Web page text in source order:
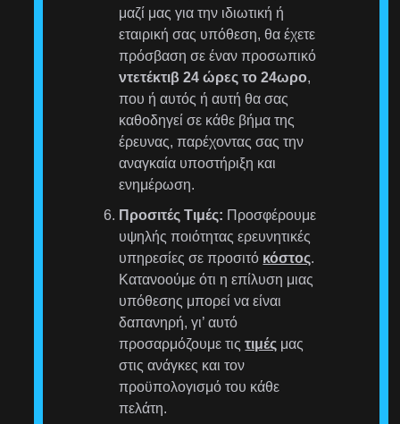
μαζί μας για την ιδιωτική ή
εταιρική σας υπόθεση, θα έχετε
πρόσβαση σε έναν προσωπικό
ντετέκτιβ 24 ώρες το 24ωρο,
που ή αυτός ή αυτή θα σας
καθοδηγεί σε κάθε βήμα της
έρευνας, παρέχοντας σας την
αναγκαία υποστήριξη και
ενημέρωση.
Προσιτές Τιμές: Προσφέρουμε
υψηλής ποιότητας ερευνητικές
υπηρεσίες σε προσιτό κόστος.
Κατανοούμε ότι η επίλυση μιας
υπόθεσης μπορεί να είναι
δαπανηρή, γι’ αυτό
προσαρμόζουμε τιςτιμές μας
στις ανάγκες και τον
προϋπολογισμό του κάθε
πελάτη.